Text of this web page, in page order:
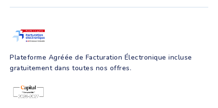
Parrainage
Facture électronique
Création d'entreprise
Programmes de formation
Plateforme Agréée de Facturation Électronique incluse
gratuitement dans toutes nos offres.